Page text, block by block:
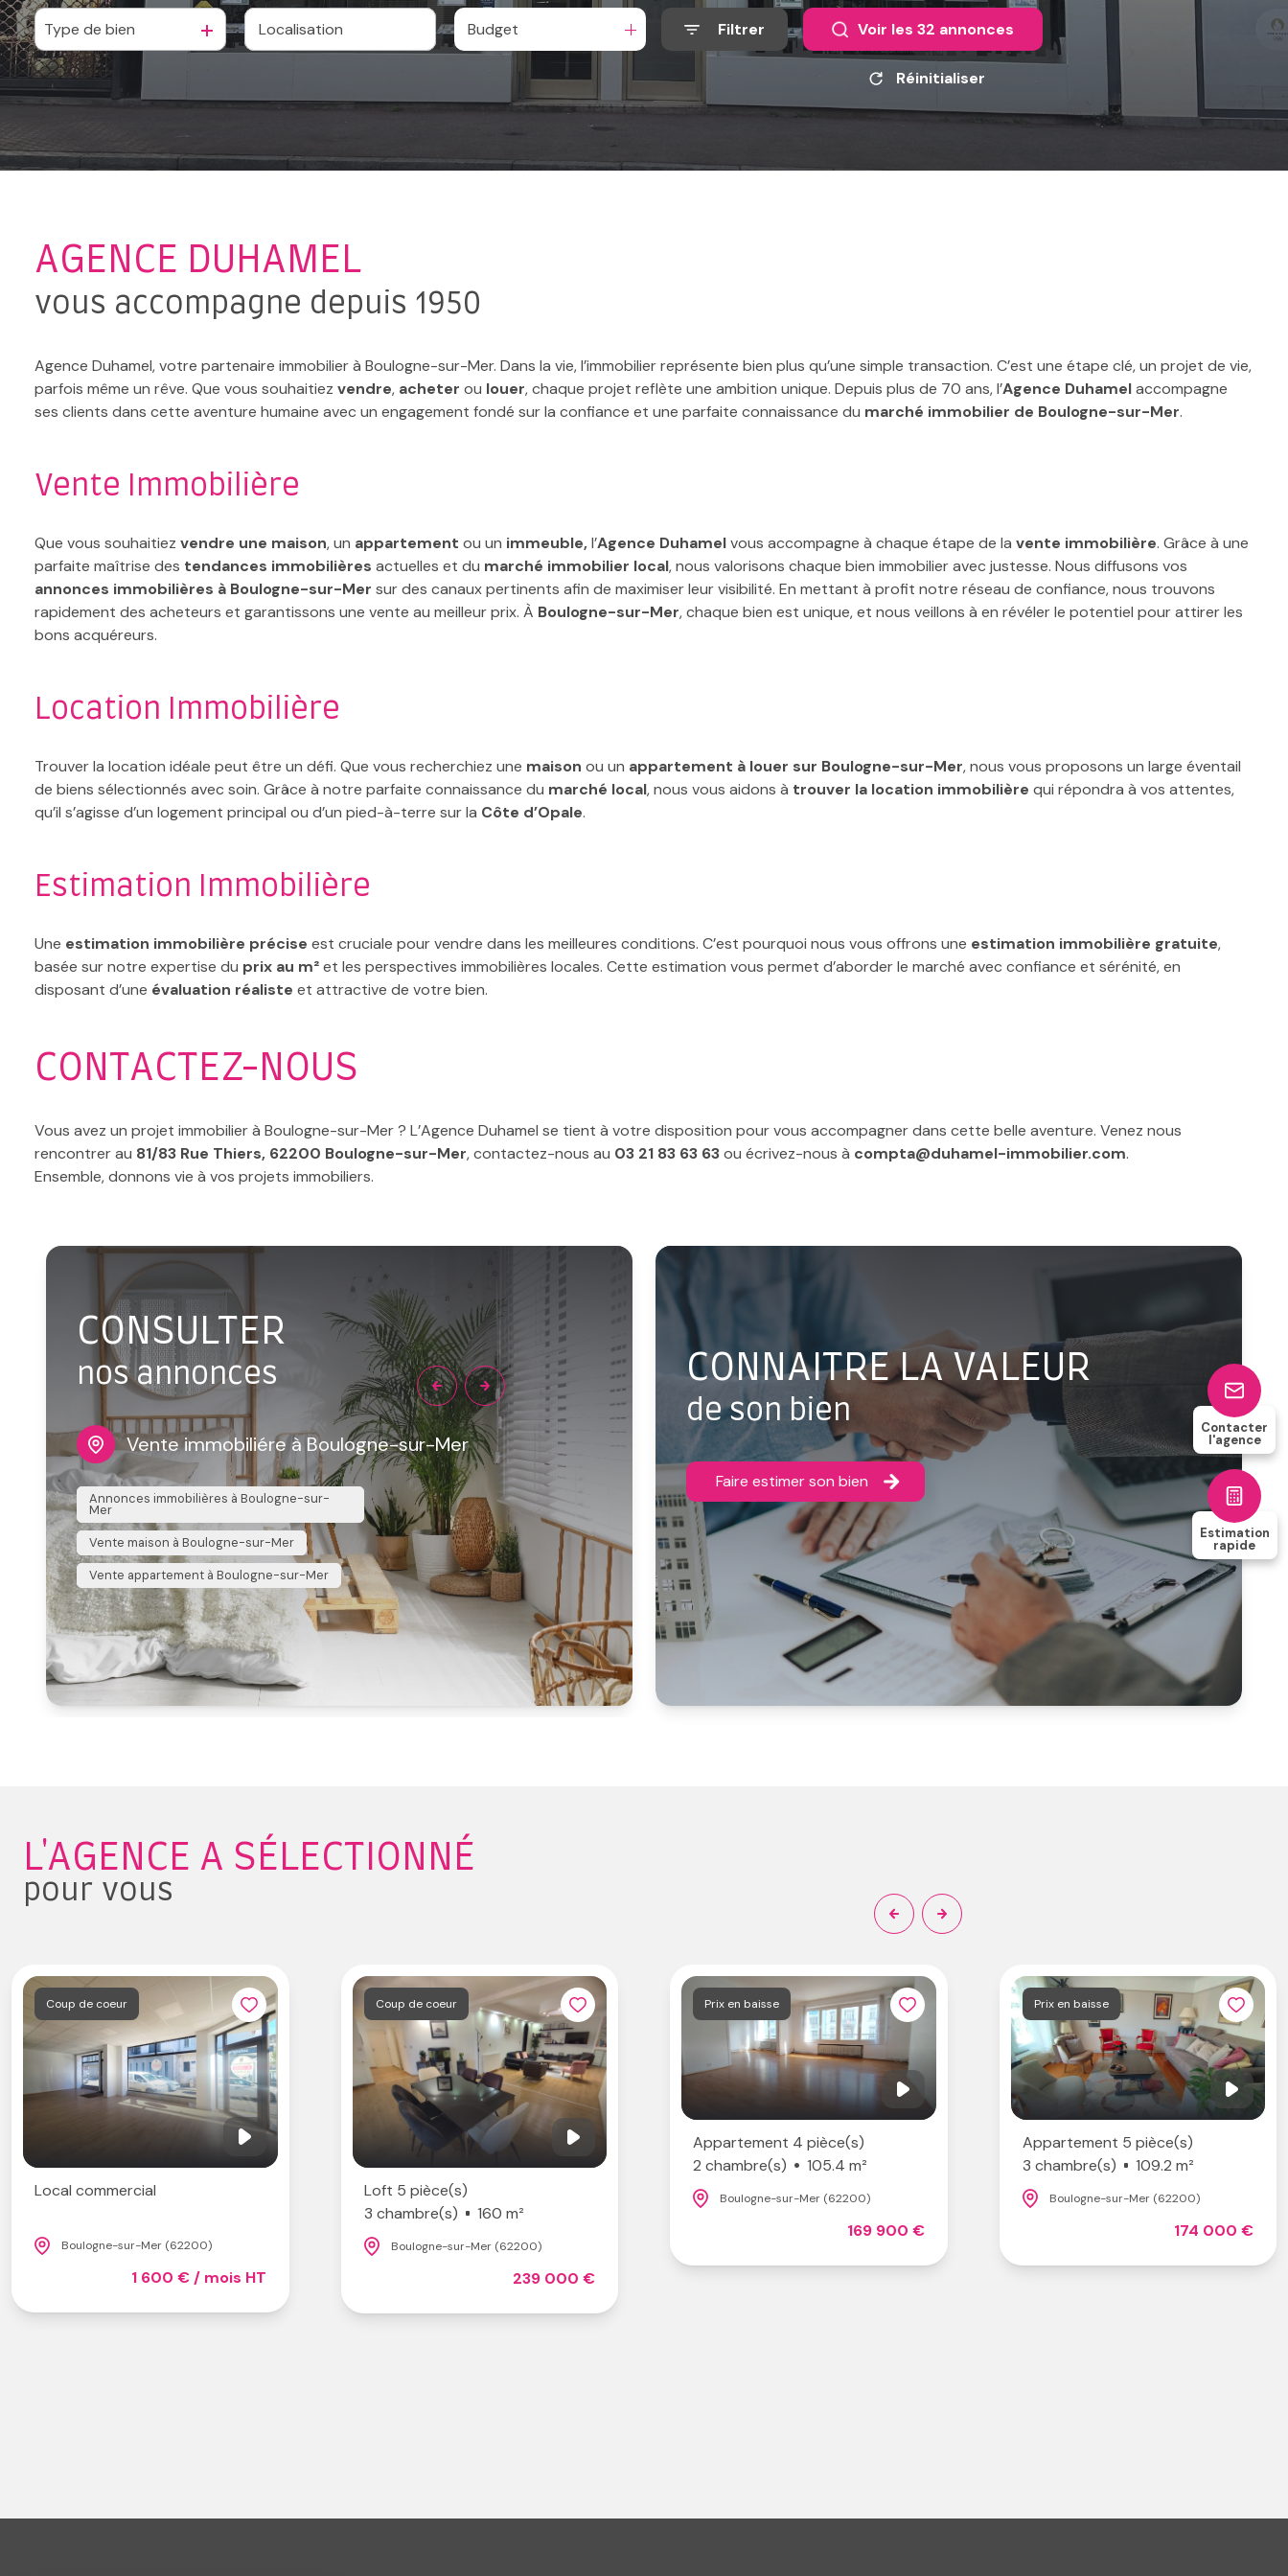
estimation
alerte
mail
De l'ancien
De l'immo pro
à l'année
Type de bien Budget Filtrer Voir les 32 annonces
Réinitialiser
AGENCE DUHAMEL
vous accompagne depuis 1950
Agence Duhamel, votre partenaire immobilier à Boulogne-sur-Mer. Dans la vie, l’immobilier représente bien plus qu’une simple transaction. C’est une étape clé, un projet de vie,
parfois même un rêve. Que vous souhaitiez vendre, acheter ou louer, chaque projet reflète une ambition unique. Depuis plus de 70 ans, l’Agence Duhamelaccompagne
ses clients dans cette aventure humaine avec un engagement fondé sur la confiance et une parfaite connaissance du marché immobilier de Boulogne-sur-Mer.
Vente Immobilière
Que vous souhaitiez vendre une maison, un appartement ou un immeuble,l’Agence Duhamelvous accompagne à chaque étape de la vente immobilière. Grâce à une
parfaite maîtrise des tendances immobilières actuelles et du marché immobilier local, nous valorisons chaque bien immobilier avec justesse. Nous diffusons vos
annonces immobilières à Boulogne-sur-Mer sur des canaux pertinents afin de maximiser leur visibilité. En mettant à profit notre réseau de confiance, nous trouvons
rapidement des acheteurs et garantissons une vente au meilleur prix. À Boulogne-sur-Mer, chaque bien est unique, et nous veillons à en révéler le potentiel pour attirer les
bons acquéreurs.
Location Immobilière
Trouver la location idéale peut être un défi. Que vous recherchiez une maison ou un appartement à louer sur Boulogne-sur-Mer, nous vous proposons un large éventail
de biens sélectionnés avec soin. Grâce à notre parfaite connaissance du marché local, nous vous aidons à trouver la location immobilière qui répondra à vos attentes,
qu’il s’agisse d’un logement principal ou d’un pied-à-terre sur la Côte d’Opale.
Estimation Immobilière
Une estimation immobilière précise est cruciale pour vendre dans les meilleures conditions. C’est pourquoi nous vous offrons une estimation immobilière gratuite,
basée sur notre expertise du prix au m²et les perspectives immobilières locales. Cette estimation vous permet d’aborder le marché avec confiance et sérénité, en
disposant d’une évaluation réaliste et attractive de votre bien.
CONTACTEZ-NOUS
Vous avez un projet immobilier à Boulogne-sur-Mer ? L’Agence Duhamel se tient à votre disposition pour vous accompagner dans cette belle aventure. Venez nous
rencontrer au 81/83 Rue Thiers, 62200 Boulogne-sur-Mer, contactez-nous au 03 21 83 63 63ou écrivez-nous à compta@duhamel-immobilier.com.
Ensemble, donnons vie à vos projets immobiliers.
CONSULTER
nos annonces
Vente immobiliére à Boulogne-sur-Mer
Annonces immobilières à Boulogne-sur-
Mer
Vente maison à Boulogne-sur-Mer
Vente appartement à Boulogne-sur-Mer
Locations immobilières à Boulogne-sur-Mer
Annonces de location à Boulogne-sur-Mer
Location maison à Boulogne-sur-Mer
Location appartement à Boulogne-sur-Mer
CONNAITRE LA VALEUR
de son bien
Faire estimer son bien
L'AGENCE A SÉLECTIONNÉ
pour vous
Coup de coeur
Local commercial
Boulogne-sur-Mer (62200)
1 600 € / mois HT
Coup de coeur
Loft 5 pièce(s)
3 chambre(s)
160 m²
Boulogne-sur-Mer (62200)
239 000 €
Prix en baisse
Appartement 4 pièce(s)
2 chambre(s)
105.4 m²
Boulogne-sur-Mer (62200)
169 900 €
Prix en baisse
Appartement 5 pièce(s)
3 chambre(s)
109.2 m²
Boulogne-sur-Mer (62200)
174 000 €
Contacter
l'agence
Estimation
rapide